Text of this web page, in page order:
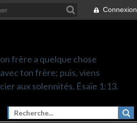
Connexion
frère a quelque chose
ton frère; puis, viens
aux solennités. Ésaïe 1:13.